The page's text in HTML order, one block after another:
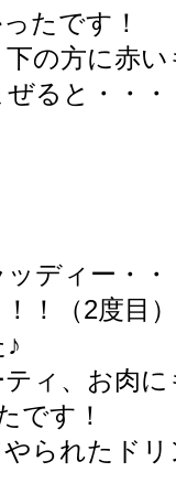
たです！
の方に赤
ると・・・
ディー・
！（2度目）
ィ、お肉
です！
やられたド